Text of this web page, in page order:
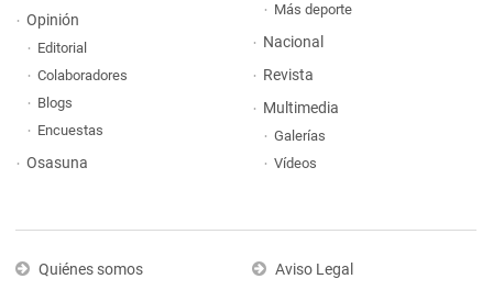
Opinión
Editorial
Colaboradores
Blogs
Encuestas
Osasuna
Más deporte
Nacional
Revista
Multimedia
Galerías
Vídeos
Quiénes somos Aviso Legal